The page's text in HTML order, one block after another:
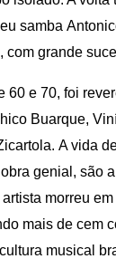
samba
com grande
60 e 70, foi
Buarque,
A vida
genial, são
morreu
mais de cem
musical